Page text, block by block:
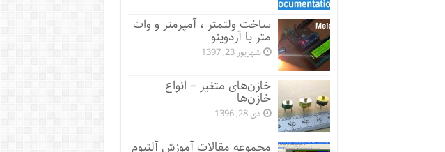
ساخت ولتمتر ، آمپرمتر و وات
متر با آردوینو
شهریور 23, 1397
خازن‌های متغیر – انواع
خازن‌ها
دی 28, 1396
مجموعه مقالات آموزش آلتیوم